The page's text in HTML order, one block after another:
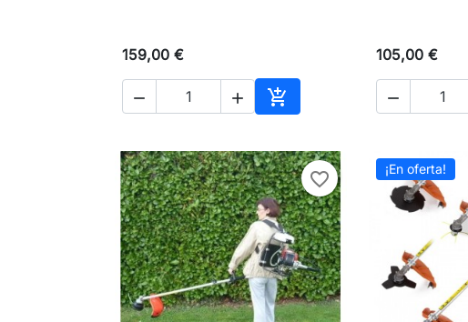
159,00 €
  
Añadir al carrito
105,00 €

favorite_border ¡En oferta!